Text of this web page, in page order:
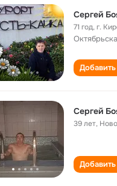
Сергей
71 год,г.
Сергей
39 лет,